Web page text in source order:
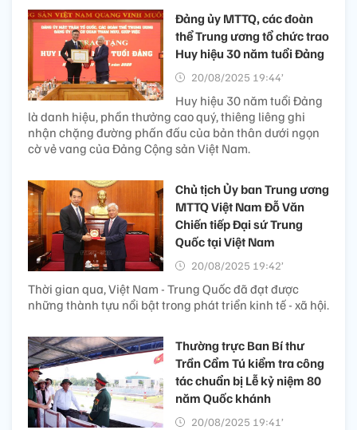
Đảng ủy MTTQ, các đoàn
thể Trung ương tổ chức trao
Huy hiệu 30 năm tuổi Đảng
20/08/2025 19:44’
Huy hiệu 30 năm tuổi Đảng
là danh hiệu, phần thưởng cao quý, thiêng liêng ghi
nhận chặng đường phấn đấu của bản thân dưới ngọn
cờ vẻ vang của Đảng Cộng sản Việt Nam.
Chủ tịch Ủy ban Trung ương
MTTQ Việt Nam Đỗ Văn
Chiến tiếp Đại sứ Trung
Quốc tại Việt Nam
20/08/2025 19:42’
Thời gian qua, Việt Nam - Trung Quốc đã đạt được
những thành tựu nổi bật trong phát triển kinh tế - xã hội.
Thường trực Ban Bí thư
Trần Cẩm Tú kiểm tra công
tác chuẩn bị Lễ kỷ niệm 80
năm Quốc khánh
20/08/2025 19:41’